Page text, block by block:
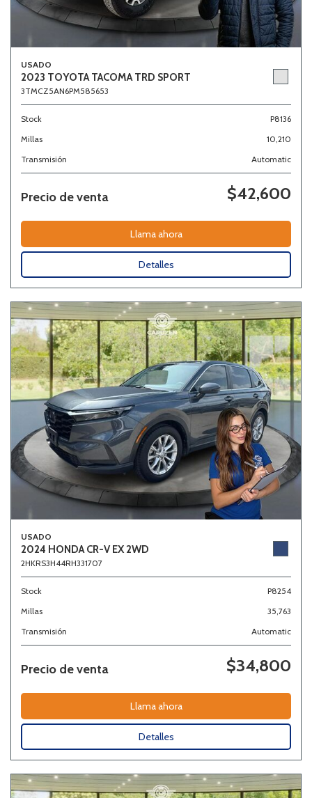
USADO
2023 TOYOTA TACOMA TRD SPORT
3TMCZ5AN6PM585653
Stock
P8136
Millas
10,210
Transmisión
Automatic
Precio de venta $42,600
Llama ahora
Detalles
USADO
2024 HONDA CR-V EX 2WD
2HKRS3H44RH331707
Stock
P8254
Millas
35,763
Transmisión
Automatic
Precio de venta $34,800
Llama ahora
Detalles